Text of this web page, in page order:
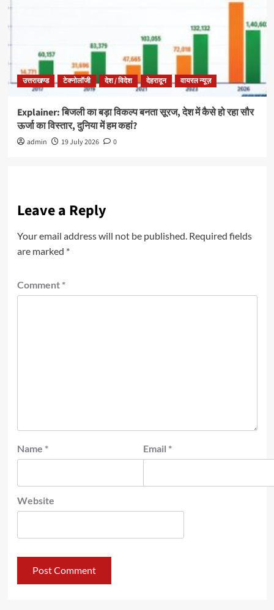
उत्तराखण्ड टेक्नोलॉजी देश / विदेश देहरादून वायरल न्यूज़
Explainer: बिजली का बड़ा विकल्प बनता सूरज, देश में कैसे हो रहा सौर
ऊर्जा का विस्तार, दुनिया में हम कहां?
admin 19 July 2026 0
Leave a Reply
Your email address will not be published. Required fields
are marked *
Comment *
Name * Email *
Website